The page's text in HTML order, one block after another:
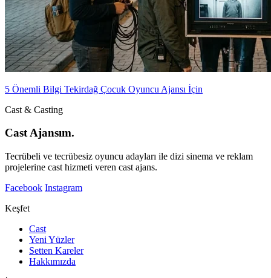
5 Önemli Bilgi Tekirdağ Çocuk Oyuncu Ajansı İçin
Cast & Casting
Cast Ajansım.
Tecrübeli ve tecrübesiz oyuncu adayları ile dizi sinema ve reklam
projelerine cast hizmeti veren cast ajans.
Facebook Instagram
Keşfet
Cast
Yeni Yüzler
Setten Kareler
Hakkımızda